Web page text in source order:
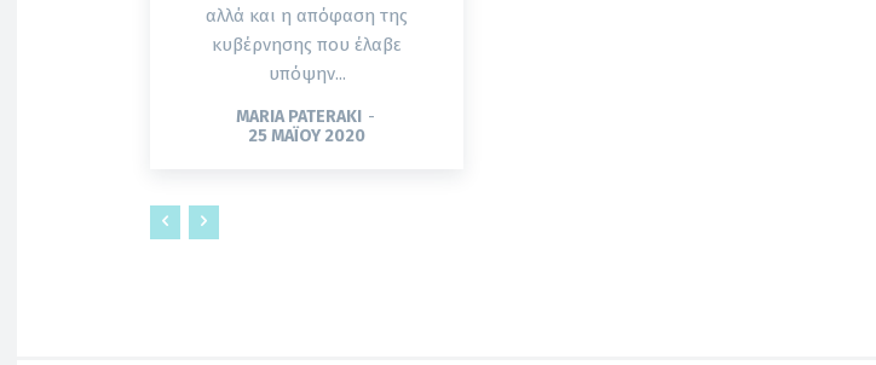
αλλά και η απόφαση της
κυβέρνησης που έλαβε
υπόψην...
MARIA PATERAKI -
25 ΜΑΪ́ΟΥ 2020